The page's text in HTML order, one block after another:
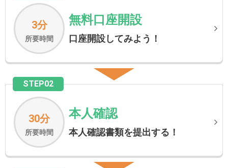
3分
所要時間
無料口座開設
口座開設してみよう！
STEP02
30分
所要時間
本人確認
本人確認書類を提出する！